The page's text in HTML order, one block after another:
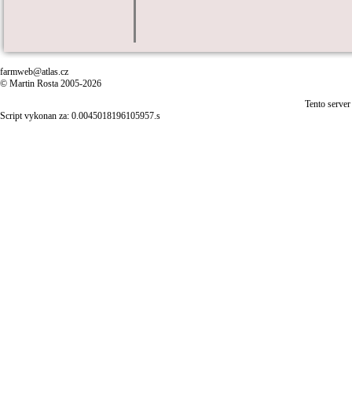
farmweb@atlas.cz
© Martin Rosta 2005-2026
Tento
Script vykonan za: 0.0045018196105957.s